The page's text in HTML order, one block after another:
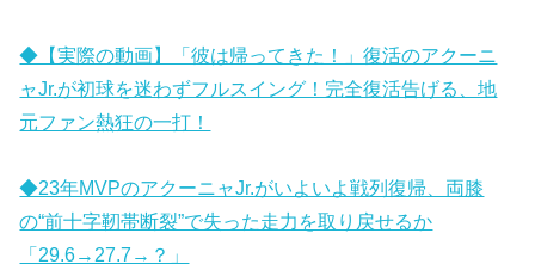
◆【実際の動画】「彼は帰ってきた！」復活のアクーニ
ャJr.が初球を迷わずフルスイング！完全復活告げる、地
元ファン熱狂の一打！
◆23年MVPのアクーニャJr.がいよいよ戦列復帰、両膝
の“前十字靭帯断裂”で失った走力を取り戻せるか
「29.6→27.7→？」